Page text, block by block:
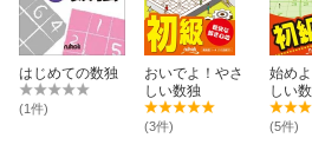
はじめての数独
(1件)
おいでよ！やさ
しい数独
(3件)
始め
しい
(5件)